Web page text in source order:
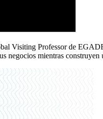
Visiting Professor de
negocios mientras